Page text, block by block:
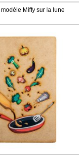
Miffy sur la lune